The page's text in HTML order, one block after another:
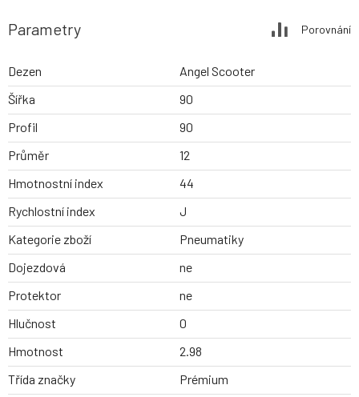
Parametry Porovnání
Dezen
Angel Scooter
Šířka
90
Profil
90
Průměr
12
Hmotnostní index
44
Rychlostní index
J
Kategorie zboží
Pneumatiky
Dojezdová
ne
Protektor
ne
Hlučnost
0
Hmotnost
2.98
Třída značky
Prémium